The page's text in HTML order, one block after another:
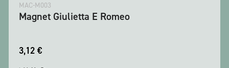
MAC-M003
Magnet Giulietta E Romeo
3,12 €